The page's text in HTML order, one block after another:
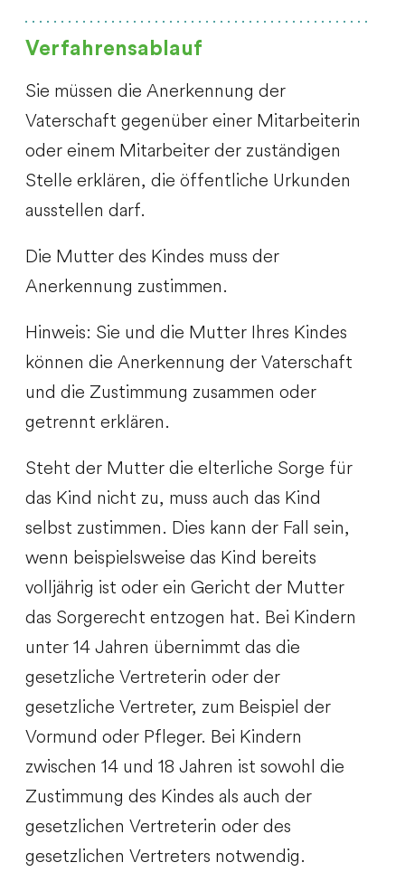
Verfahrensablauf
Sie müssen die Anerkennung der
Vaterschaft gegenüber einer Mitarbeiterin
oder einem Mitarbeiter der zuständigen
Stelle erklären, die öffentliche Urkunden
ausstellen darf.
Die Mutter des Kindes muss der
Anerkennung zustimmen.
Hinweis: Sie und die Mutter Ihres Kindes
können die Anerkennung der Vaterschaft
und die Zustimmung zusammen oder
getrennt erklären.
Steht der Mutter die elterliche Sorge für
das Kind nicht zu, muss auch das Kind
selbst zustimmen. Dies kann der Fall sein,
wenn beispielsweise das Kind bereits
volljährig ist oder ein Gericht der Mutter
das Sorgerecht entzogen hat. Bei Kindern
unter 14 Jahren übernimmt das die
gesetzliche Vertreterin oder der
gesetzliche Vertreter, zum Beispiel der
Vormund oder Pfleger. Bei Kindern
zwischen 14 und 18 Jahren ist sowohl die
Zustimmung des Kindes als auch der
gesetzlichen Vertreterin oder des
gesetzlichen Vertreters notwendig.